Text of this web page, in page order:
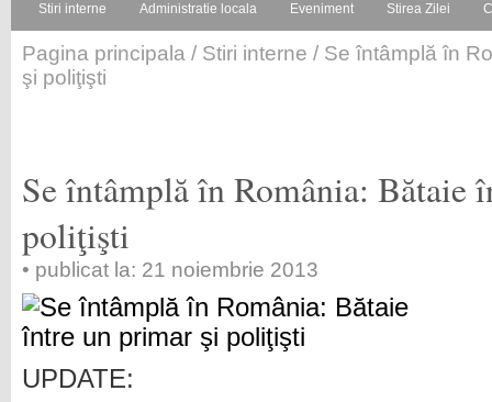
Stiri interne Administratie locala Eveniment Stirea Zilei
Pagina principala / Stiri interne / Se întâmplă în
şi poliţişti
Se întâmplă în România: Bătaie
poliţişti
• publicat la: 21 noiembrie 2013
UPDATE: